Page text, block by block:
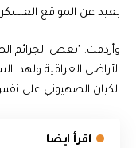
بعيد عن المواقع
وأردفت: "بعض الجرائم
الأراضي العراقية ولهذا
الكيان الصهيوني على
اقرأ ايضا